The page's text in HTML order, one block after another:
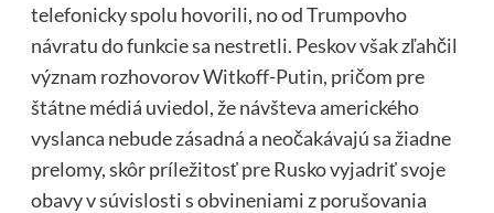
telefonicky spolu hovorili, no od Trumpovho
návratu do funkcie sa nestretli. Peskov však zľahčil
význam rozhovorov Witkoff-Putin, pričom pre
štátne médiá uviedol, že návšteva amerického
vyslanca nebude zásadná a neočakávajú sa žiadne
prelomy, skôr príležitosť pre Rusko vyjadriť svoje
obavy v súvislosti s obvineniami z porušovania